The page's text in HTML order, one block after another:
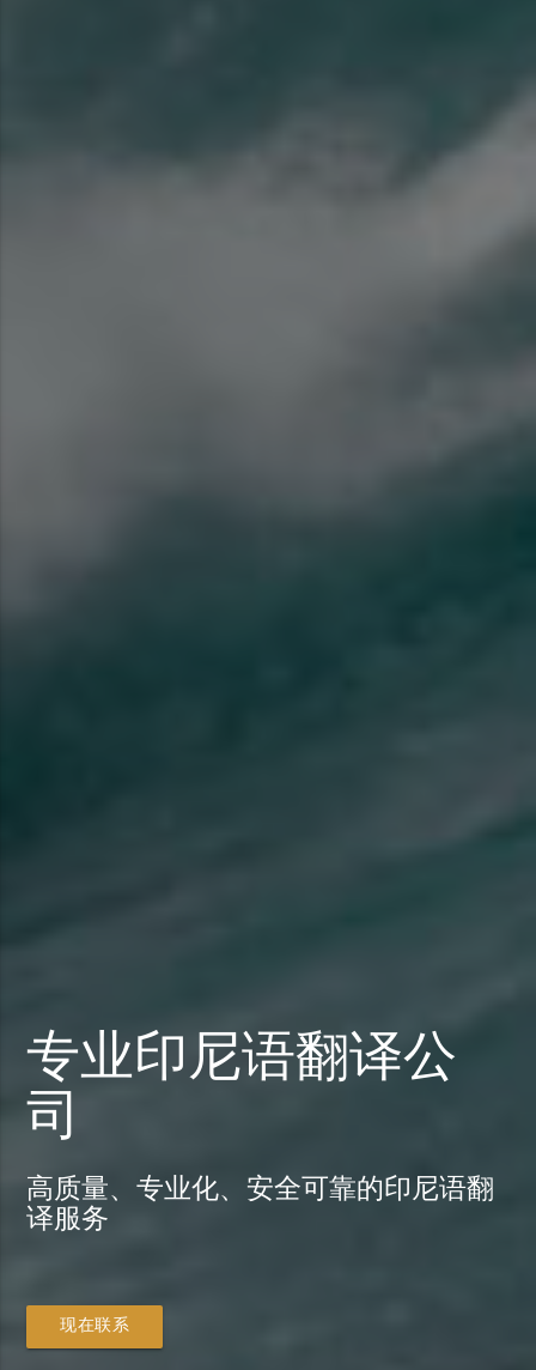
专业印尼语翻译公
司
高质量、专业化、安全可靠的印尼语翻
译服务
现在联系